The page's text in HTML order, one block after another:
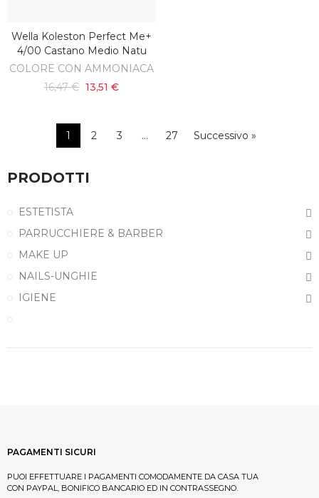
AGGIUNGI AL CARRELLO
Wella Koleston Perfect Me+
4/00 Castano Medio Natu
COLORE CON AMMONIACA
16,47 € 13,51 €
1 2 3 … 27 Successivo »
PRODOTTI
ESTETISTA
PARRUCCHIERE & BARBER
MAKE UP
NAILS-UNGHIE
IGIENE
PAGAMENTI SICURI
PUOI EFFETTUARE I PAGAMENTI COMODAMENTE DA CASA TUA
CON PAYPAL, BONIFICO BANCARIO ED IN CONTRASSEGNO.